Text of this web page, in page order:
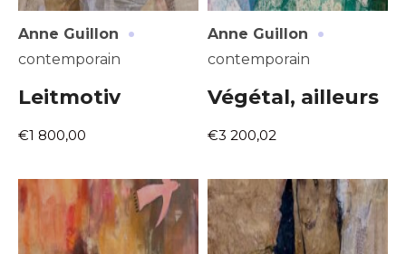
Anne Guillon ·
contemporain
Leitmotiv
€1 800,00
Anne Guillon ·
contemporain
Végétal, ailleurs
€3 200,02